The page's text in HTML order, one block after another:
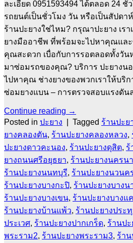
ละเอียด 0951593494 ได้ตลอด 24 ชั่
รถยนต์เป็นชั่วโมง วัน หรือเป็นสัปดา
ร้านปะยางใช่ไหม? กรุณาปะยาง เรา
ยางมืออาชีพ ที่พร้อมจะไปหาคุณแล
คุณสะดวก เบื่อกับการรอตลอดทั้งวั
มาซ่อมรถของคุณ? บริการ ปะยางน
ไปหาคุณ ช่างยางของพวกเราให้บริ
ซ่อมยางแบน – การตรวจสอบแรงดัน
Continue reading →
Posted in ปะยาง Tagged ร้านปะย
ยางคลองตัน, ร้านปะยางคลองหลวง,
ปะยางดาวคะนอง, ร้านปะยางดุสิต, ร้
ยางถนนศรีอยุธยา, ร้านปะยางนครน
ร้านปะยางนนทบุรี, ร้านปะยางนวนค
ร้านปะยางบางกะปิ, ร้านปะยางบางน
ร้านปะยางบางเขน, ร้านปะยางบางแค
ร้านปะยางบ้านแพ้ว, ร้านปะยางประ
ประเวศ, ร้านปะยางปากเกร็ด, ร้านป
พระราม2, ร้านปะยางพระราม3, ร้า